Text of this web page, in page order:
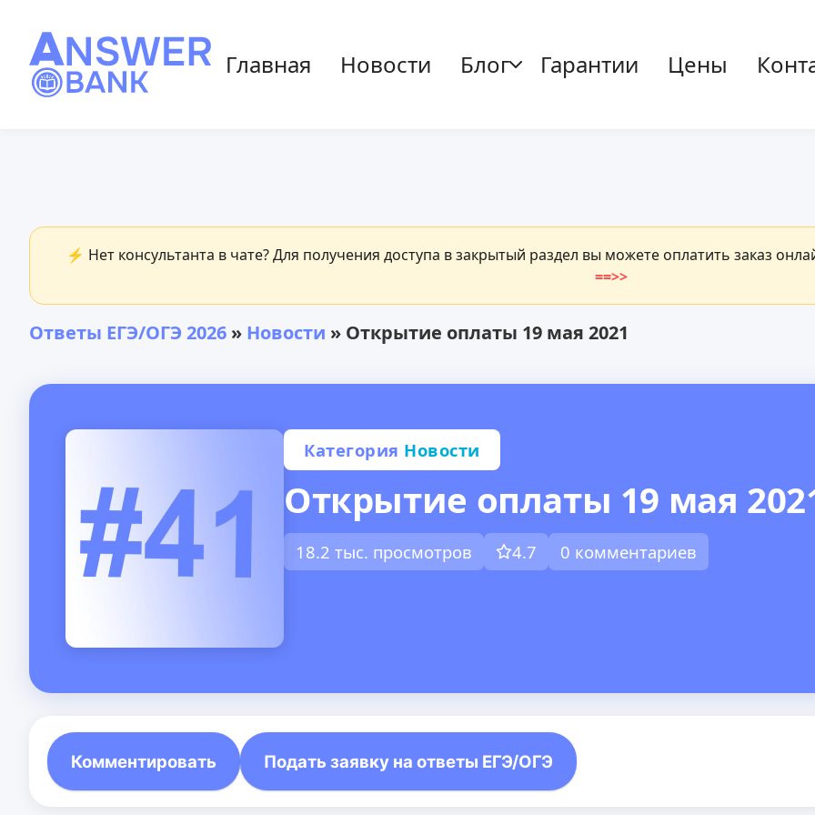
Главная Новости Блог Гарантии Цены
⚡ Нет консультанта в чате? Для получения доступа в закрытый раздел вы можете оплатить заказ
==>>
Ответы ЕГЭ/ОГЭ 2026 » Новости » Открытие оплаты 19 мая 2021
Категория Новости
Открытие оплаты 19 мая
18.2 тыс. просмотров 4.7 0 комментариев
Комментировать Подать заявку на ответы ЕГЭ/ОГЭ